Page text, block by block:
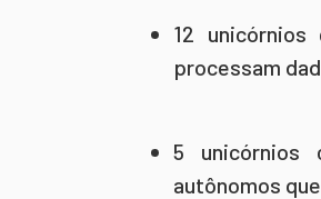
12
processam
5 unicórnios
autônomos